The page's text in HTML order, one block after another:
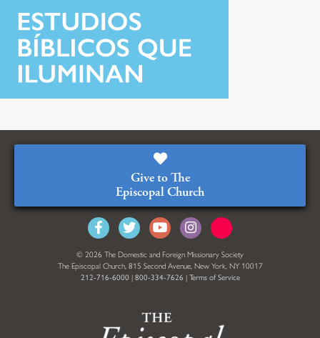
Give to The
Episcopal Church
© 2026 The Domestic and Foreign Missionary Society
The Episcopal Church, 815 Second Avenue, New York, NY 10017
212-716-6000 | 800-334-7626 | Terms of Service